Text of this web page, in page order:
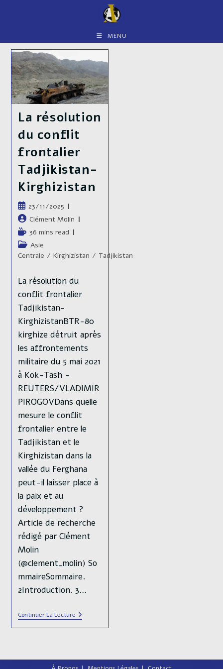
MENU
La résolution
du conflit
frontalier
Tadjikistan-
Kirghizistan
Publication
publiée :
23/11/2025
Auteur/autrice
de
la
publication :
Clément Molin
Temps
de
lecture :
36 mins read
Post
category:
Asie
Centrale / Kirghizistan / Tadjikistan
La résolution du
conflit frontalier
Tadjikistan-
KirghizistanBTR-80
kirghize détruit après
les affrontements
militaire du 5 mai 2021
à Kok-Tash -
REUTERS/VLADIMIR
PIROGOVDans quelle
mesure le conflit
frontalier entre le
Tadjikistan et le
Kirghizistan dans la
vallée du Ferghana
peut-il laisser place à
la paix et au
développement ?
Article de recherche
rédigé par Clément
Molin
(@clement_molin) So
mmaireSommaire.
2Introduction. 3…
Continuer La LectureLa
Résolution
Du
Kirghizistan